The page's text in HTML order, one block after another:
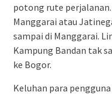
potong rute
Manggarai atau
sampai di Manggarai.
Kampung Bandan tak
ke Bogor.
Keluhan para